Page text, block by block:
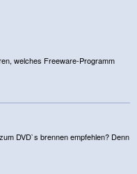
welches Freeware-Programm
DVD`s brennen empfehlen? Denn